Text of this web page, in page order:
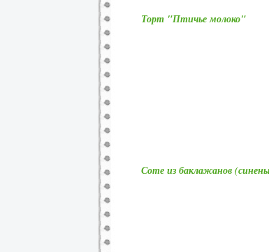
Торт "Птичье молоко"
Соте из баклажанов